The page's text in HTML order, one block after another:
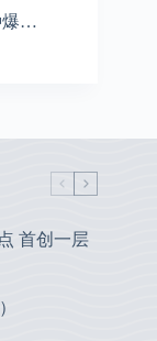
爆…
首创一层